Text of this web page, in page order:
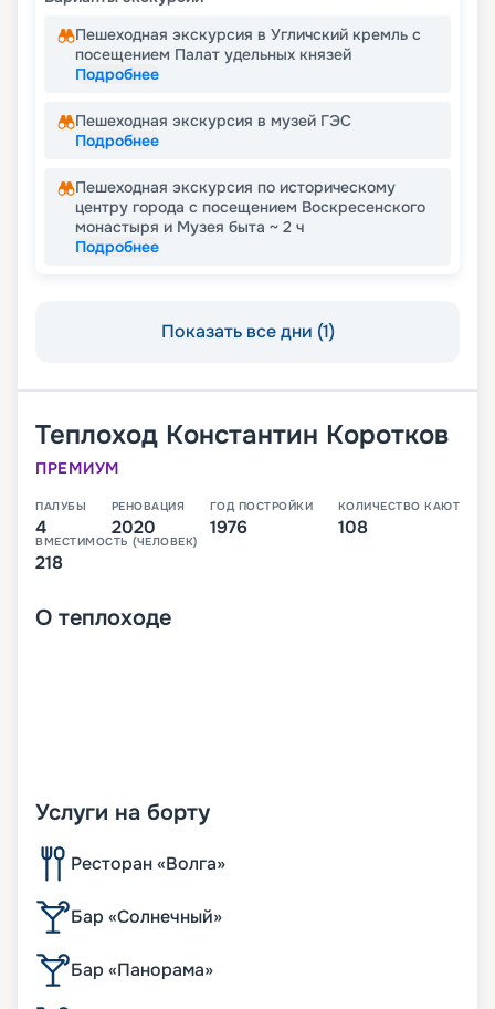
Пешеходная экскурсия в Угличский кремль с
посещением Палат удельных князей
Подробнее
Пешеходная экскурсия в музей ГЭС
Подробнее
Пешеходная экскурсия по историческому
центру города с посещением Воскресенского
монастыря и Музея быта ~ 2 ч
Подробнее
Показать все дни (1)
Теплоход Константин Коротков
ПРЕМИУМ
ПАЛУБЫ
4
РЕНОВАЦИЯ
2020
ГОД ПОСТРОЙКИ
1976
КОЛИЧЕСТВО КАЮТ
108
ВМЕСТИМОСТЬ (ЧЕЛОВЕК)
218
О теплоходе
Услуги на борту
Ресторан «Волга»
Бар «Солнечный»
Бар «Панорама»